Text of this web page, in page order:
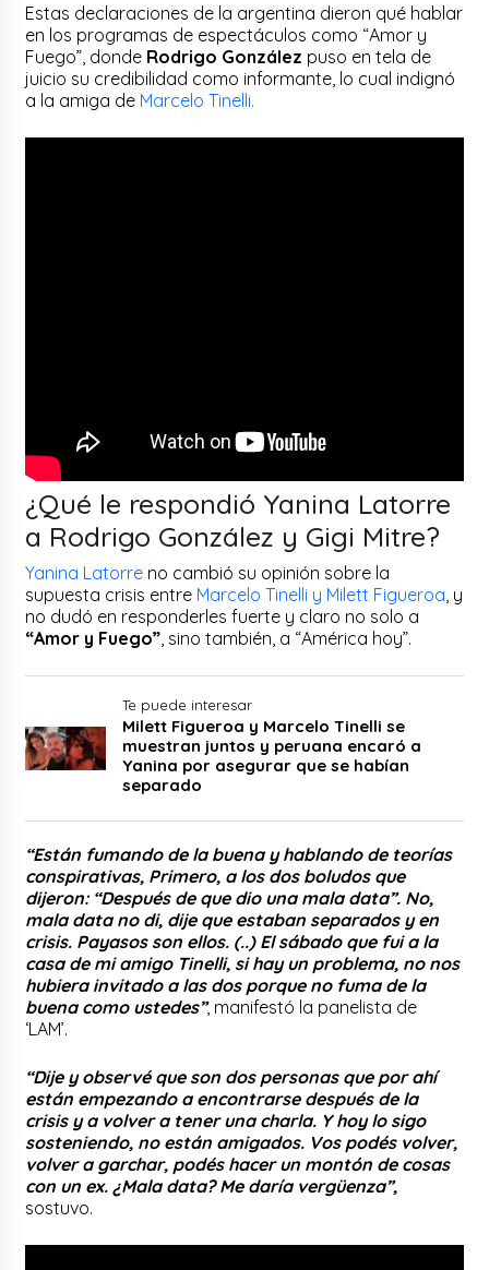
Estas declaraciones de la argentina dieron qué hablar
en los programas de espectáculos como “Amor y
Fuego”, donde Rodrigo González puso en tela de
juicio su credibilidad como informante, lo cual indignó
a la amiga de Marcelo Tinelli.
¿Qué le respondió Yanina Latorre
a Rodrigo González y Gigi Mitre?
Yanina Latorre no cambió su opinión sobre la
supuesta crisis entre Marcelo Tinelli y Milett Figueroa , y
no dudó en responderles fuerte y claro no solo a
“Amor y Fuego” , sino también, a “América hoy”.
Te puede interesar
Milett Figueroa y Marcelo Tinelli se
muestran juntos y peruana encaró a
Yanina por asegurar que se habían
separado
“Están fumando de la buena y hablando de teorías
conspirativas, Primero, a los dos boludos que
dijeron: “Después de que dio una mala data”. No,
mala data no di, dije que estaban separados y en
crisis. Payasos son ellos. (..) El sábado que fui a la
casa de mi amigo Tinelli, si hay un problema, no nos
hubiera invitado a las dos porque no fuma de la
buena como ustedes”, manifestó la panelista de
‘LAM’.
“Dije y observé que son dos personas que por ahí
están empezando a encontrarse después de la
crisis y a volver a tener una charla. Y hoy lo sigo
sosteniendo, no están amigados. Vos podés volver,
volver a garchar, podés hacer un montón de cosas
con un ex. ¿Mala data? Me daría vergüenza”,
sostuvo.